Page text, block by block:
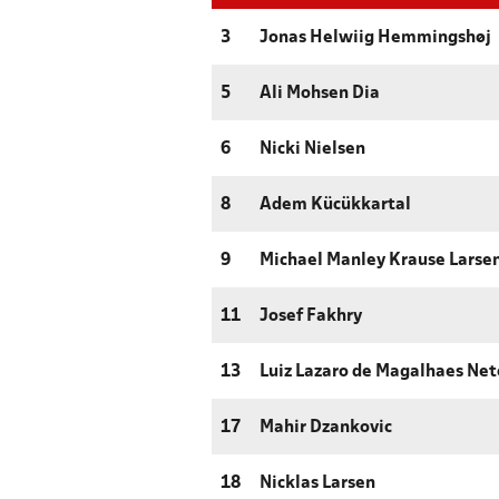
3 Jonas Helwiig Hemmingshøj
5 Ali Mohsen Dia
6 Nicki Nielsen
8 Adem Kücükkartal
9 Michael Manley Krause
11 Josef Fakhry
13 Luiz Lazaro de Magalhaes
17 Mahir Dzankovic
18 Nicklas Larsen